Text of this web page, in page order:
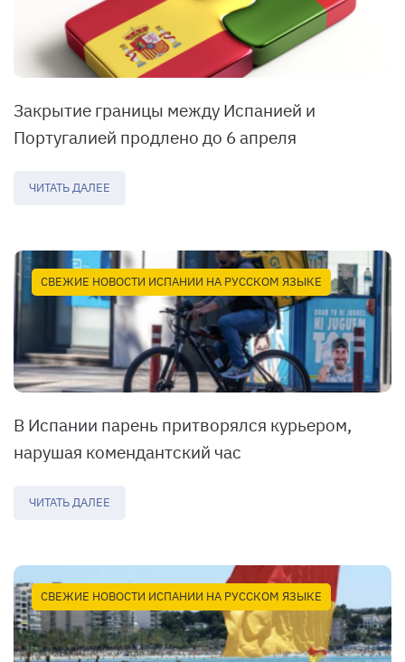
Закрытие границы между Испанией и
Португалией продлено до 6 апреля
ЧИТАТЬ ДАЛЕЕ
СВЕЖИЕ НОВОСТИ ИСПАНИИ НА РУССКОМ ЯЗЫКЕ
В Испании парень притворялся курьером,
нарушая комендантский час
ЧИТАТЬ ДАЛЕЕ
СВЕЖИЕ НОВОСТИ ИСПАНИИ НА РУССКОМ ЯЗЫКЕ